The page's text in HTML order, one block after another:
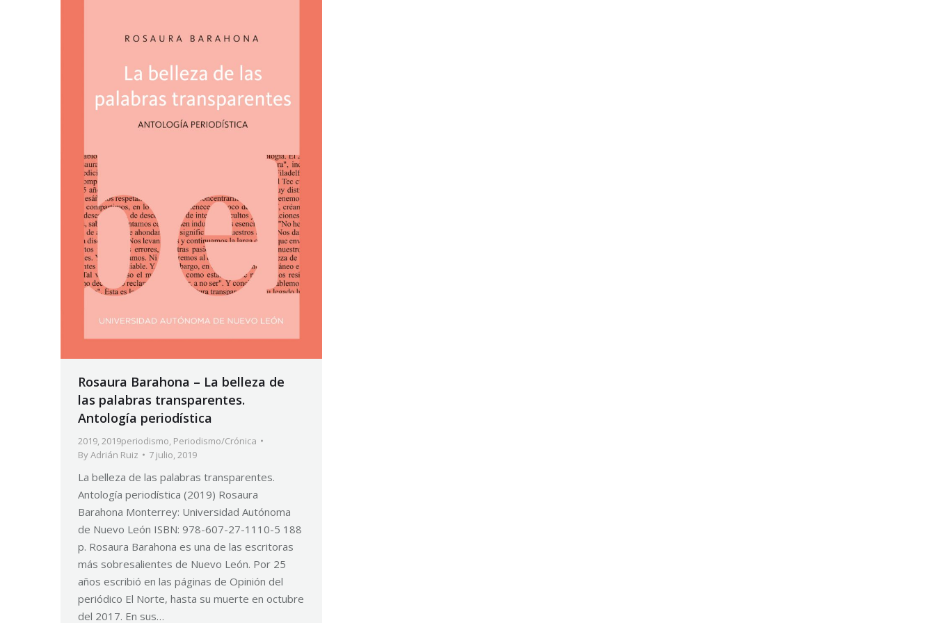
Rosaura Barahona – La belleza de
las palabras transparentes.
Antología periodística
2019,2019periodismo, Periodismo/Crónica
ByAdrián Ruiz 7 julio, 2019
La belleza de las palabras transparentes.
Antología periodística (2019) Rosaura
Barahona Monterrey: Universidad Autónoma
de Nuevo León ISBN: 978-607-27-1110-5 188
p. Rosaura Barahona es una de las escritoras
más sobresalientes de Nuevo León. Por 25
años escribió en las páginas de Opinión del
periódico El Norte, hasta su muerte en octubre
del 2017. En sus…